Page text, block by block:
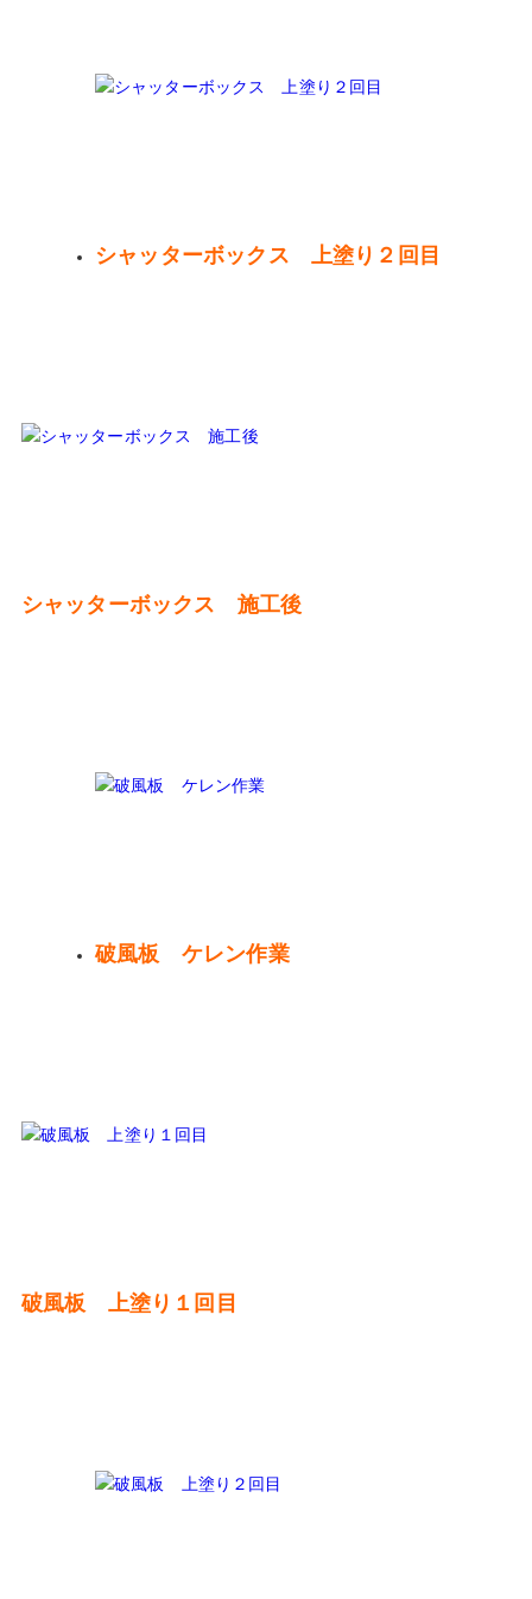
シャッターボックス 上塗り２回目
シャッターボックス 施工後
破風板 ケレン作業
破風板 上塗り１回目